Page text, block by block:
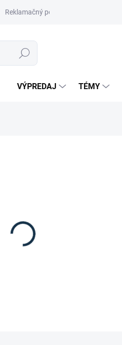
Reklamačný poriadok
Hľadať
VÝPREDAJ TÉMY
11.8.2026